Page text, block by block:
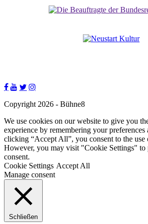
Copyright 2026 - Bühne8
We use cookies on our website to give you
experience by remembering your
clicking “Accept All”, you consent to the
However, you may visit "Cookie Settings" to
consent.
Cookie Settings Accept All
Manage consent
Schließen